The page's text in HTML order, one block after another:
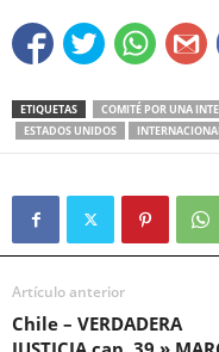
ETIQUETAS
COMITÉ POR UNA
ESTADOS UNIDOS
Artículo anterior
Chile – VERDADERA